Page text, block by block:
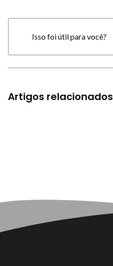
Isso foi útil para você?
Artigos relacionados